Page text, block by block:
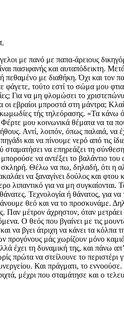
με πανό με παπα-άρειους
πασιφανής και αυταπόδεικτη.
με διαθήκη. Όχι και τον
τούτο εστί το σώμα μου
Για να μη φλομώσει το
εβραίοι μπροστά στη μάντρα;
τής τηλεόρασης. «Τα κάνω
μου κοινωνικά θέματα να τα
Αντί, λοιπόν, όπως παλαιά, να
και να πίνουμε νερό από τις
να επηρεάζει τη
να αντέξει το βαλάντιο
Θέλω να πω, δηλαδή, ότι η
να ξαναγίνει δούλος και
λιπαντικό για να μη
Τεχνολογία ή θάνατος,
θεό και να το προσκυνάμε.
μέτρον άχρηστον, όταν
Ο θεός που βγαίνει με τις
να βγει άτριχη να κάνει τα
προγόνους μάς χωρίζουν μόνο
έχει τη δυναμική της, και πάνω
πρώτα να στείλουνε το
Και πράγματι, το
μέχρι που σταμάτησε και ο